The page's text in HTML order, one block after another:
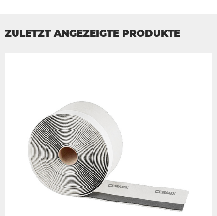
ZULETZT ANGEZEIGTE PRODUKTE